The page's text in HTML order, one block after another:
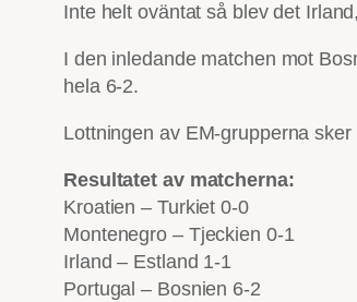
Inte helt oväntat så blev det
I den inledande matchen mot
hela 6-2.
Lottningen av EM-grupperna sker
Resultatet av matcherna:
Kroatien – Turkiet 0-0
Montenegro – Tjeckien 0-1
Irland – Estland 1-1
Portugal – Bosnien 6-2